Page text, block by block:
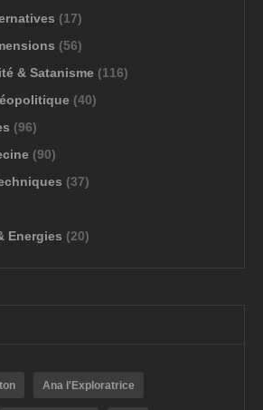
(17)
(56)
& Satanisme (116)
(40)
(96)
(90)
(37)
Energies (20)
Ana l'Exploratrice